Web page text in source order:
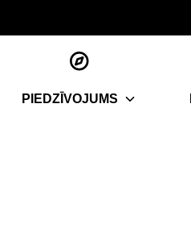
PIEDZĪVOJUMS